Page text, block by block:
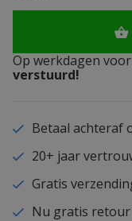
Op werkdagen
verstuurd!
Betaal achteraf
20+ jaar
Gratis
Nu gratis retour